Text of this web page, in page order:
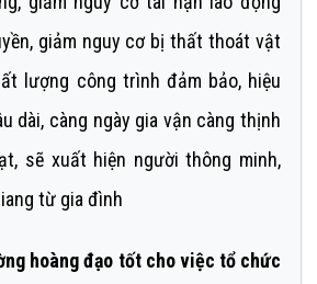
giảm nguy cơ bị thất thoát vật
lượng công trình đảm bảo, hiệu
dài, càng ngày gia vận càng thịnh
sẽ xuất hiện người thông minh,
từ gia đình
hoàng đạo tốt cho việc tổ chức